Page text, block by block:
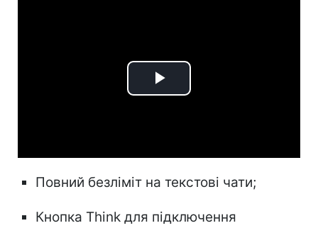
Play
Повний безліміт на текстові чати;
Кнопка Think для підключення